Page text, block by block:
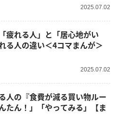
2025.07.02
疲れる人」と「居心地がい
る人の違い＜4コマまんが＞
2025.07.02
人の『食費が減る買い物ルー
たん！」「やってみる」【ま